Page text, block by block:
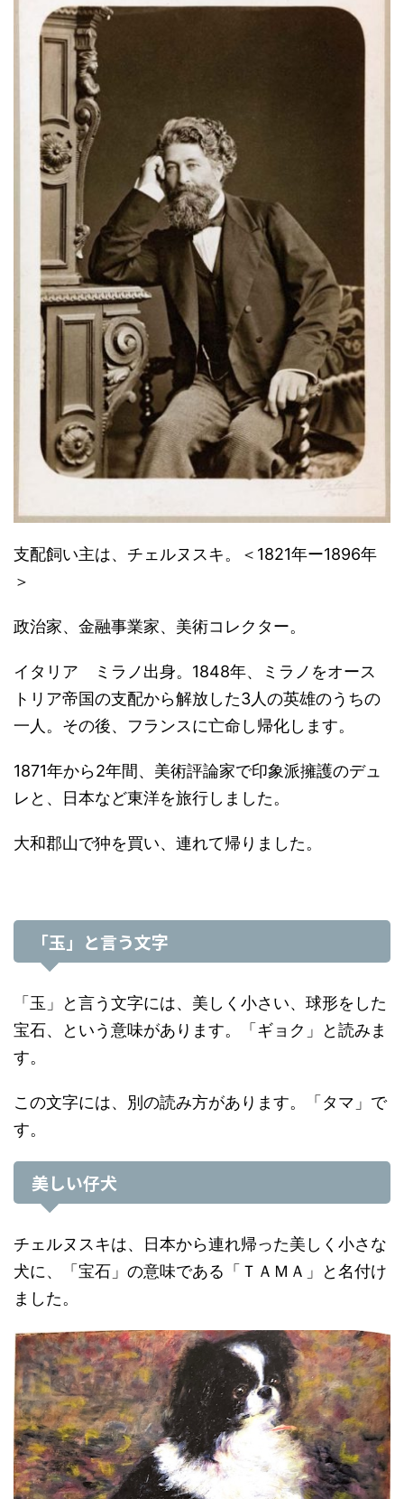
支配飼い主は、チェルヌスキ。＜1821年ー1896年
＞
政治家、金融事業家、美術コレクター。
イタリア ミラノ出身。1848年、ミラノをオース
トリア帝国の支配から解放した3人の英雄のうちの
一人。その後、フランスに亡命し帰化します。
1871年から2年間、美術評論家で印象派擁護のデュ
レと、日本など東洋を旅行しました。
大和郡山で狆を買い、連れて帰りました。
「玉」と言う文字
「玉」と言う文字には、美しく小さい、球形をした
宝石、という意味があります。「ギョク」と読みま
す。
この文字には、別の読み方があります。「タマ」で
す。
美しい仔犬
チェルヌスキは、日本から連れ帰った美しく小さな
犬に、「宝石」の意味である「ＴＡＭＡ」と名付け
ました。